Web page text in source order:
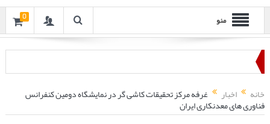
منو 0
خانه اخبار غرفه مرکز تحقیقات کاشی گر در نمایشگاه دومین کنفرانس
فناوری های معدنکاری ایران